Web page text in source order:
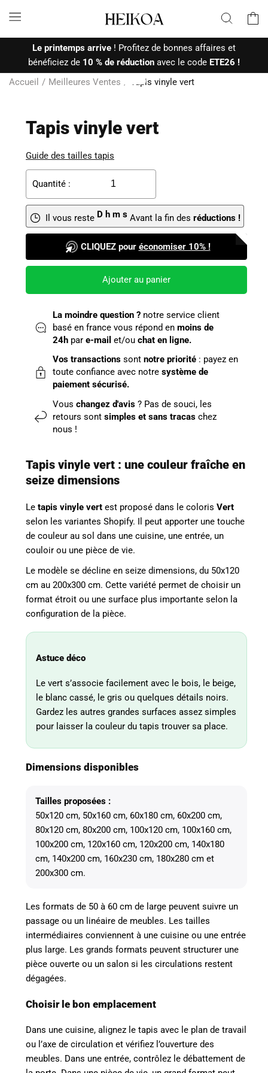
au
Panier
Le printemps arrive ! Profitez de bonnes affaires et
bénéficiez de 10 % de réduction avec le code ETE26 !
Accueil
Meilleures Ventes Tapis vinyle vert
Tapis vinyle vert
Guide des tailles tapis
Quantité :
Il vous reste D h m s Avant la fin des réductions !
CLIQUEZ pour économiser 10% !
Économisez 10%avec le codeETE26
Ajouter au panier
La moindre question ? notre service client
basé en france vous répond en moins de
24h par e-mail et/ou chat en ligne.
Vos transactions sont notre priorité : payez en
toute confiance avec notre système de
paiement sécurisé.
Vous changez d'avis ? Pas de souci, les
retours sont simples et sans tracas chez
nous !
Tapis vinyle vert : une couleur fraîche en
seize dimensions
Le tapis vinyle vert est proposé dans le coloris Vert
selon les variantes Shopify. Il peut apporter une touche
de couleur au sol dans une cuisine, une entrée, un
couloir ou une pièce de vie.
Le modèle se décline en seize dimensions, du 50x120
cm au 200x300 cm. Cette variété permet de choisir un
format étroit ou une surface plus importante selon la
configuration de la pièce.
Astuce déco
Le vert s’associe facilement avec le bois, le beige,
le blanc cassé, le gris ou quelques détails noirs.
Gardez les autres grandes surfaces assez simples
pour laisser la couleur du tapis trouver sa place.
Dimensions disponibles
Tailles proposées :
50x120 cm, 50x160 cm, 60x180 cm, 60x200 cm,
80x120 cm, 80x200 cm, 100x120 cm, 100x160 cm,
100x200 cm, 120x160 cm, 120x200 cm, 140x180
cm, 140x200 cm, 160x230 cm, 180x280 cm et
200x300 cm.
Les formats de 50 à 60 cm de large peuvent suivre un
passage ou un linéaire de meubles. Les tailles
intermédiaires conviennent à une cuisine ou une entrée
plus large. Les grands formats peuvent structurer une
pièce ouverte ou un salon si les circulations restent
dégagées.
Choisir le bon emplacement
Dans une cuisine, alignez le tapis avec le plan de travail
ou l’axe de circulation et vérifiez l’ouverture des
meubles. Dans une entrée, contrôlez le débattement de